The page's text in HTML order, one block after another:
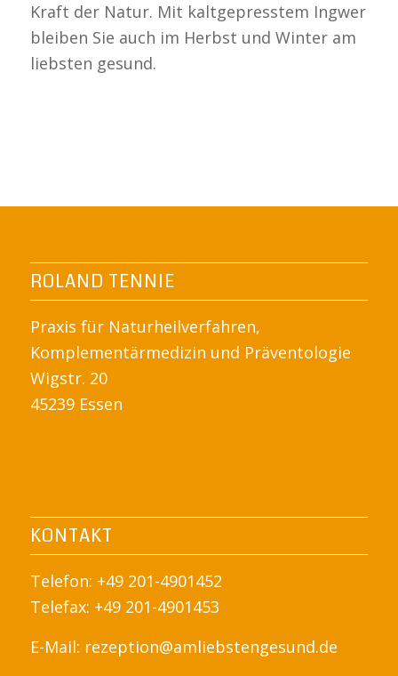
Kraft der Natur. Mit kaltgepresstem Ingwer
bleiben Sie auch im Herbst und Winter am
liebsten gesund.
ROLAND TENNIE
Praxis für Naturheilverfahren,
Komplementärmedizin und Präventologie
Wigstr. 20
45239 Essen
KONTAKT
Telefon: +49 201-4901452
Telefax: +49 201-4901453
E-Mail: rezeption@amliebstengesund.de